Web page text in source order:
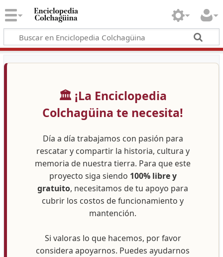
🏛️ ¡La Enciclopedia
Colchagüina te necesita!
Día a día trabajamos con pasión para
rescatar y compartir la historia, cultura y
memoria de nuestra tierra. Para que este
proyecto siga siendo 100% libre y
gratuito, necesitamos de tu apoyo para
cubrir los costos de funcionamiento y
mantención.
Si valoras lo que hacemos, por favor
considera apoyarnos. Puedes ayudarnos